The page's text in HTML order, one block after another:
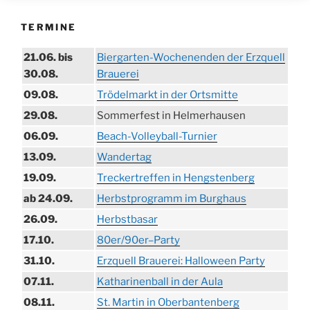
TERMINE
21.06. bis
30.08.
Biergarten-Wochenenden der Erzquell
Brauerei
09.08.
Trödelmarkt in der Ortsmitte
29.08.
Sommerfest in Helmerhausen
06.09.
Beach-Volleyball-Turnier
13.09.
Wandertag
19.09.
Treckertreffen in Hengstenberg
ab 24.09.
Herbstprogramm im Burghaus
26.09.
Herbstbasar
17.10.
80er/90er–Party
31.10.
Erzquell Brauerei: Halloween Party
07.11.
Katharinenball in der Aula
08.11.
St. Martin in Oberbantenberg